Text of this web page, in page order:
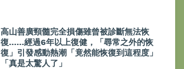
高山善廣頸髓完全損傷雖曾被診斷無法恢
復……經過6年以上復健，「尋常之外的恢
復」引發感動熱潮「竟然能恢復到這程度」
「真是太驚人了」